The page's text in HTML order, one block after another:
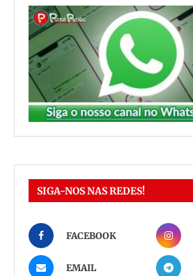
SIGA-NOS NAS REDES!
FACEBOOK
EMAIL